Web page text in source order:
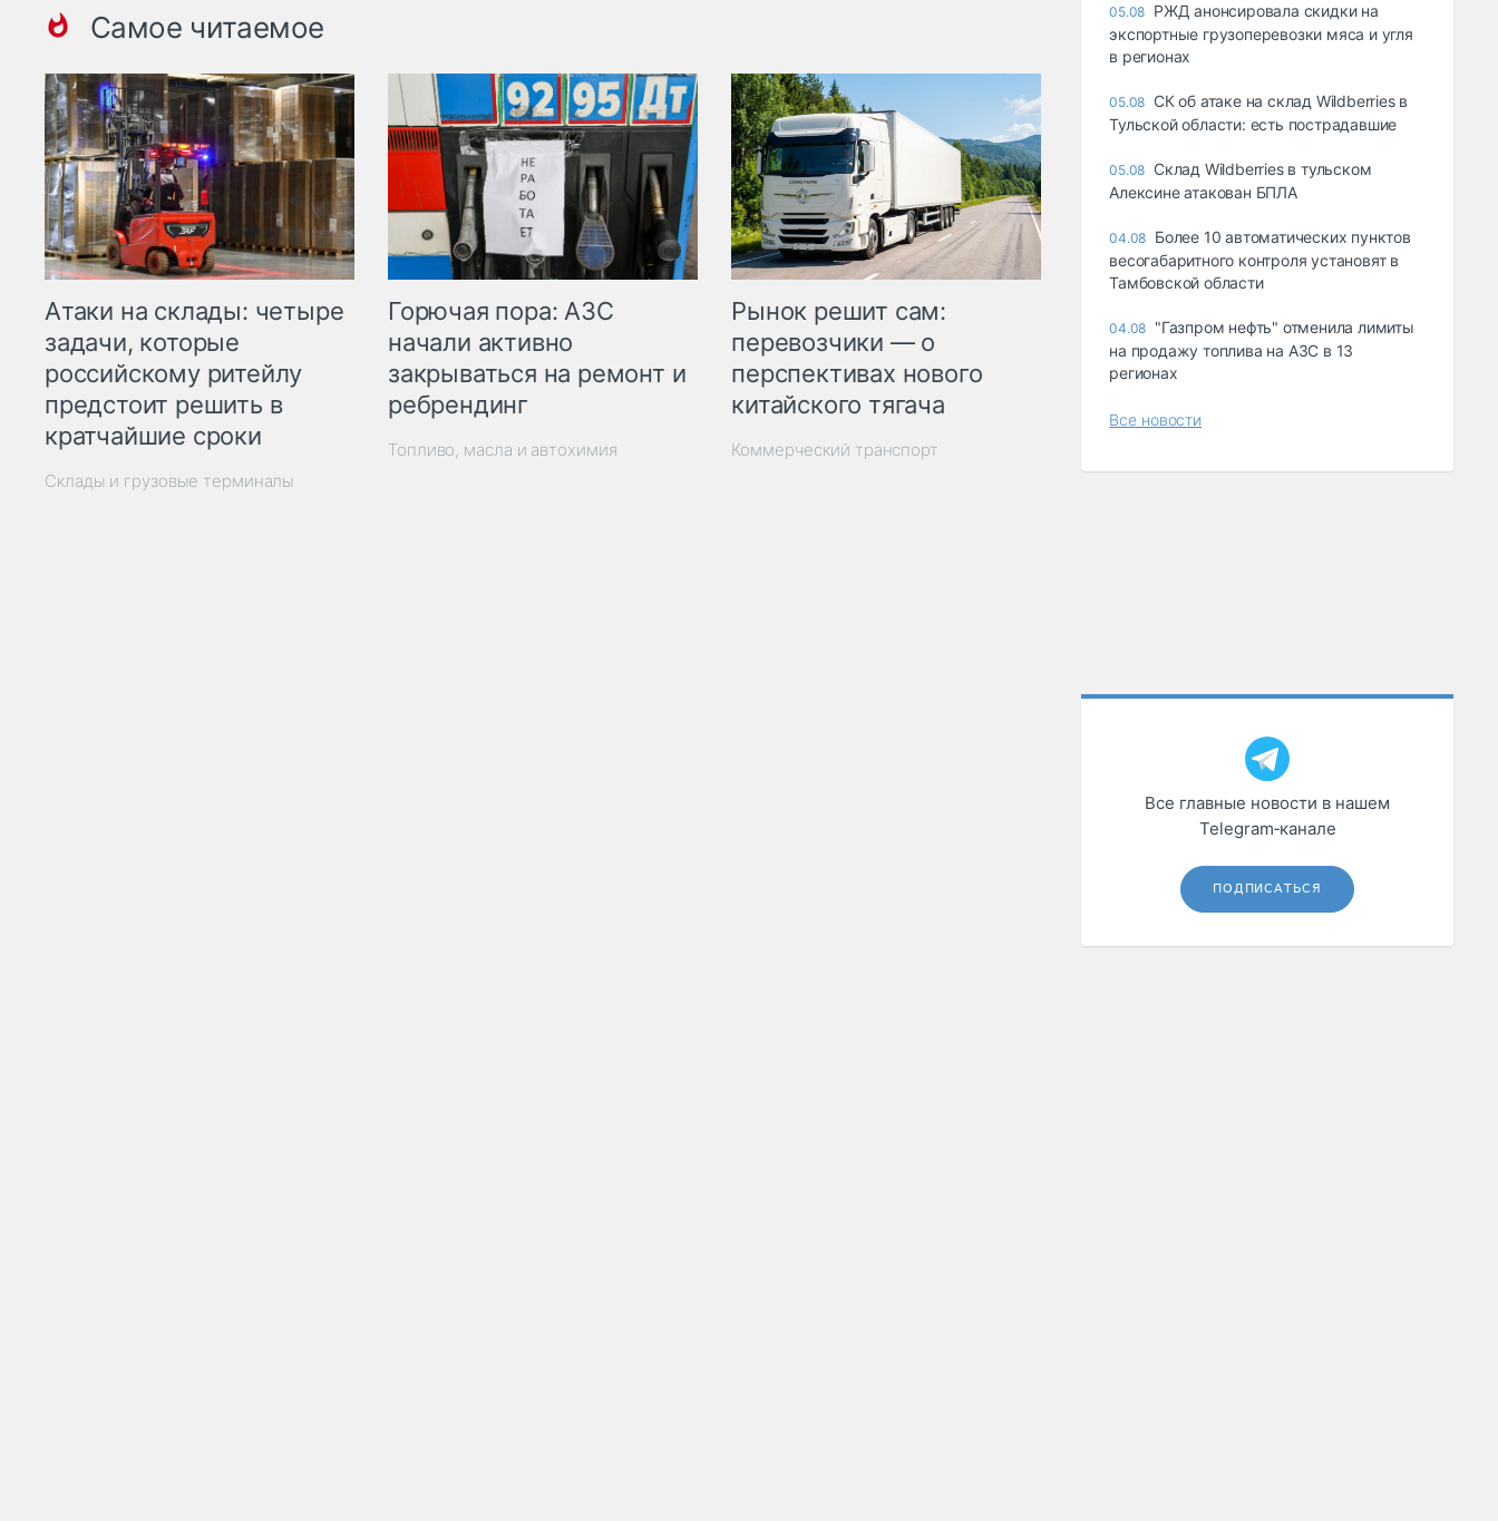
Самое читаемое
Атаки на склады: четыре
задачи, которые
российскому ритейлу
предстоит решить в
кратчайшие сроки
Склады и грузовые терминалы
Горючая пора: АЗС
начали активно
закрываться на ремонт и
ребрендинг
Топливо, масла и автохимия
Рынок решит сам:
перевозчики — о
перспективах нового
китайского тягача
Коммерческий транспорт
05.08 РЖД анонсировала скидки на
экспортные грузоперевозки мяса и угля
в регионах
05.08 СК об атаке на склад Wildberries в
Тульской области: есть пострадавшие
05.08 Склад Wildberries в тульском
Алексине атакован БПЛА
04.08 Более 10 автоматических пунктов
весогабаритного контроля установят в
Тамбовской области
04.08 "Газпром нефть" отменила лимиты
на продажу топлива на АЗС в 13
регионах
Все новости
Все главные новости в нашем
Telegram‑канале
ПОДПИСАТЬСЯ